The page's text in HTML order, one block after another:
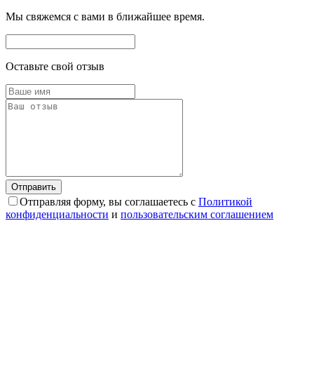
Мы свяжемся с вами в ближайшее время.
Оставьте свой отзыв
Отправляя форму, вы соглашаетесь с Политикой
конфиденциальности и пользовательским соглашением